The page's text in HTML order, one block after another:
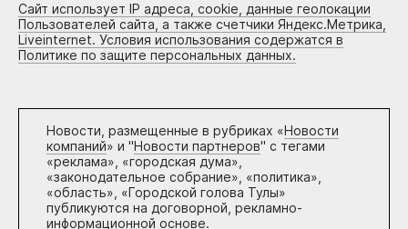
Сайт использует IP адреса, cookie, данные геолокации
Пользователей сайта, а также счетчики Яндекс.Метрика,
Liveinternet. Условия использования содержатся в
Политике по защите персональных данных.
Новости, размещенные в рубриках «Новости
компаний» и "Новости партнеров" с тегами
«реклама», «городская дума»,
«законодательное собрание», «политика»,
«область», «Городской голова Тулы»
публикуются на договорной, рекламно-
информационной основе.